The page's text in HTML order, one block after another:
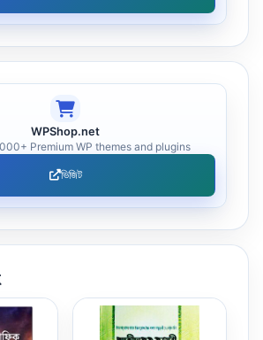
WPShop.net
Premium WP themes and plugins
ভিজিট